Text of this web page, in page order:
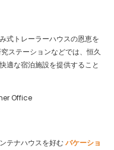
式トレーラーハウスの恩恵を
ステーションなどでは、恒久
適な宿泊施設を提供すること
テナハウスを好むバケーショ